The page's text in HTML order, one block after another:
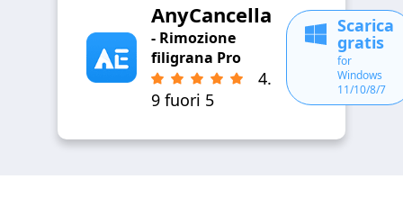
AnyCancella
- Rimozione
filigrana Pro
4.
9 fuori 5
Scarica
gratis
for
Windows
11/10/8/7